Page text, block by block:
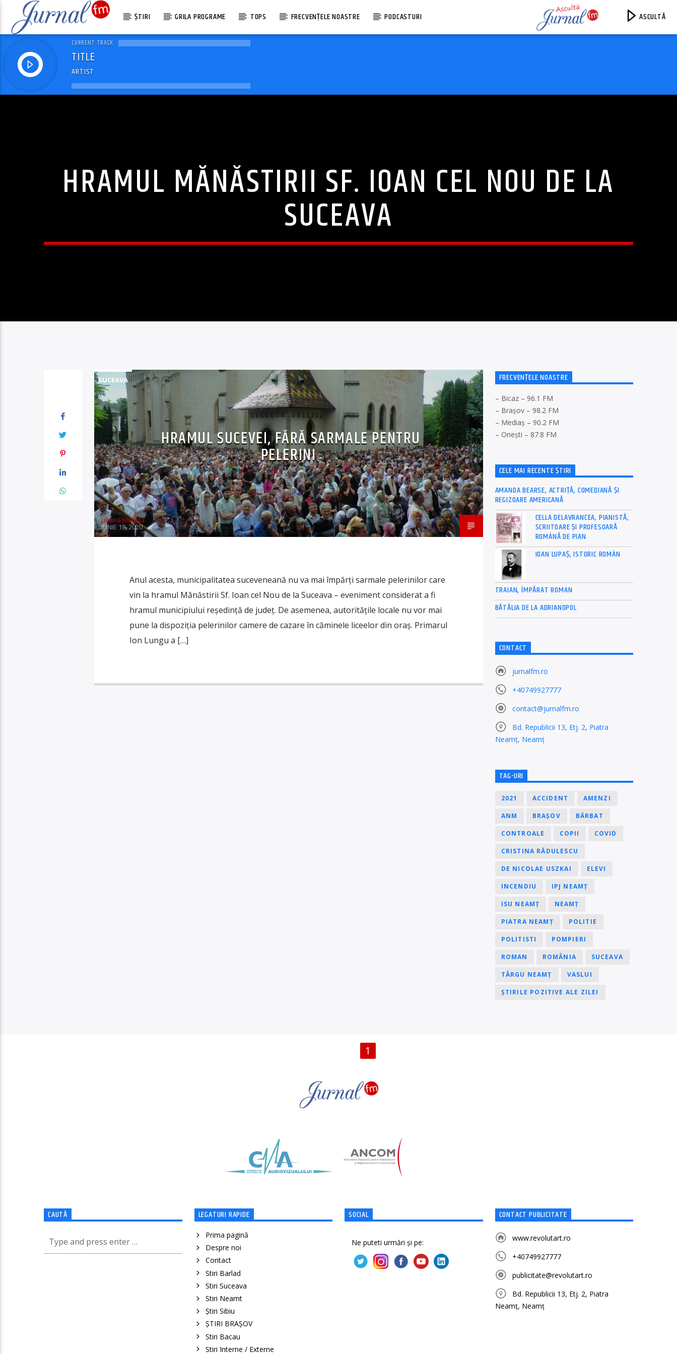
ȘTIRI GRILA PROGRAME TOPS FRECVENȚELE NOASTRE PODCASTURI ASCULTĂ
CURRENT TRACK
TITLE
ARTIST
HRAMUL MĂNĂSTIRII SF. IOAN CEL NOU DE LA
SUCEAVA
SUCEAVA
HRAMUL SUCEVEI, FĂRĂ SARMALE PENTRU
PELERINI
Liliana Mihaila
IUNIE 18, 2020
Anul acesta, municipalitatea suceveneană nu va mai împărți sarmale pelerinilor care
vin la hramul Mănăstirii Sf. Ioan cel Nou de la Suceava – eveniment considerat a fi
hramul municipiului reşedinţă de judeţ. De asemenea, autorităţile locale nu vor mai
pune la dispoziția pelerinilor camere de cazare în căminele liceelor din oraș. Primarul
Ion Lungu a […]
FRECVENȚELE NOASTRE
– Bicaz – 96.1 FM
– Brașov – 98.2 FM
– Mediaș – 90.2 FM
– Onești – 87.8 FM
CELE MAI RECENTE ȘTIRI
AMANDA BEARSE, ACTRIȚĂ, COMEDIANĂ ȘI
REGIZOARE AMERICANĂ
CELLA DELAVRANCEA, PIANISTĂ,
SCRIITOARE ȘI PROFESOARĂ
ROMÂNĂ DE PIAN
IOAN LUPAȘ, ISTORIC ROMÂN
TRAIAN, ÎMPĂRAT ROMAN
BĂTĂLIA DE LA ADRIANOPOL
CONTACT
jurnalfm.ro
+40749927777
contact@jurnalfm.ro
Bd. Republicii 13, Etj. 2, Piatra
Neamț, Neamț
TAG-URI
2021 ACCIDENT AMENZI
ANM BRAȘOV BĂRBAT
CONTROALE COPII COVID
CRISTINA RĂDULESCU
DE NICOLAE USZKAI ELEVI
INCENDIU IPJ NEAMȚ
ISU NEAMȚ NEAMȚ
PIATRA NEAMȚ POLITIE
POLITISTI POMPIERI
ROMAN ROMÂNIA SUCEAVA
TÂRGU NEAMȚ VASLUI
ȘTIRILE POZITIVE ALE ZILEI
1
CAUTĂ LEGATURI RAPIDE
Prima pagină
Despre noi
Contact
Stiri Barlad
Stiri Suceava
Stiri Neamt
Știri Sibiu
ȘTIRI BRAȘOV
Stiri Bacau
Stiri Interne / Externe
SOCIAL
Ne puteti urmări și pe:
CONTACT PUBLICITATE
www.revolutart.ro
+40749927777
publicitate@revolutart.ro
Bd. Republicii 13, Etj. 2, Piatra
Neamț, Neamț